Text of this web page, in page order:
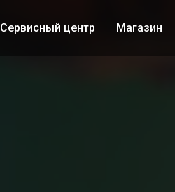
Сервисный центр Магазин